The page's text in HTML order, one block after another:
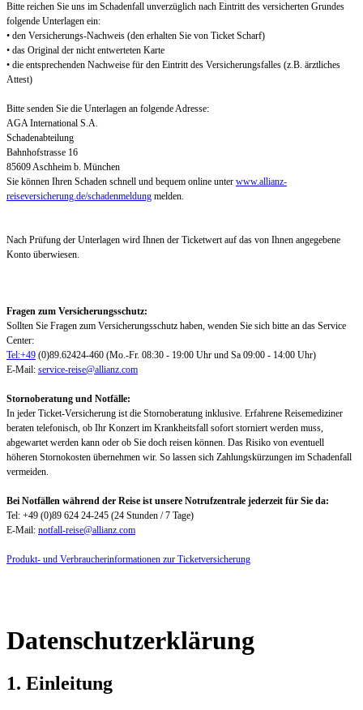
Bitte reichen Sie uns im Schadenfall unverzüglich nach Eintritt des versicherten Grundes
folgende Unterlagen ein:
• den Versicherungs-Nachweis (den erhalten Sie von Ticket Scharf)
• das Original der nicht entwerteten Karte
• die entsprechenden Nachweise für den Eintritt des Versicherungsfalles (z.B. ärztliches
Attest)
Bitte senden Sie die Unterlagen an folgende Adresse:
AGA International S.A.
Schadenabteilung
Bahnhofstrasse 16
85609 Aschheim b. München
Sie können Ihren Schaden schnell und bequem online unter www.allianz-
reiseversicherung.de/schadenmeldung melden.
Nach Prüfung der Unterlagen wird Ihnen der Ticketwert auf das von Ihnen angegebene
Konto überwiesen.
Fragen zum Versicherungsschutz:
Sollten Sie Fragen zum Versicherungsschutz haben, wenden Sie sich bitte an das Service
Center:
Tel:+49 (0)89.62424-460 (Mo.-Fr. 08:30 - 19:00 Uhr und Sa 09:00 - 14:00 Uhr)
E-Mail: service-reise@allianz.com
Stornoberatung und Notfälle:
In jeder Ticket-Versicherung ist die Stornoberatung inklusive. Erfahrene Reisemediziner
beraten telefonisch, ob Ihr Konzert im Krankheitsfall sofort storniert werden muss,
abgewartet werden kann oder ob Sie doch reisen können. Das Risiko von eventuell
höheren Stornokosten übernehmen wir. So lassen sich Zahlungskürzungen im Schadenfall
vermeiden.
Bei Notfällen während der Reise ist unsere Notrufzentrale jederzeit für Sie da:
Tel: +49 (0)89 624 24-245 (24 Stunden / 7 Tage)
E-Mail: notfall-reise@allianz.com
Produkt- und Verbraucherinformationen zur Ticketversicherung
Datenschutzerklärung
1. Einleitung